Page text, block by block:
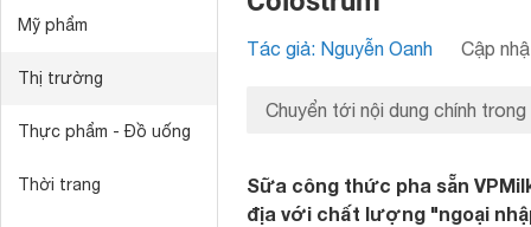
Mỹ phẩm
Thị trường
Thực phẩm - Đồ uống
Thời trang
Tác giả: Nguyễn Oanh Cập
Chuyển tới nội dung chính trong
Sữa công thức pha sẵn
địa với chất lượng "ngoại